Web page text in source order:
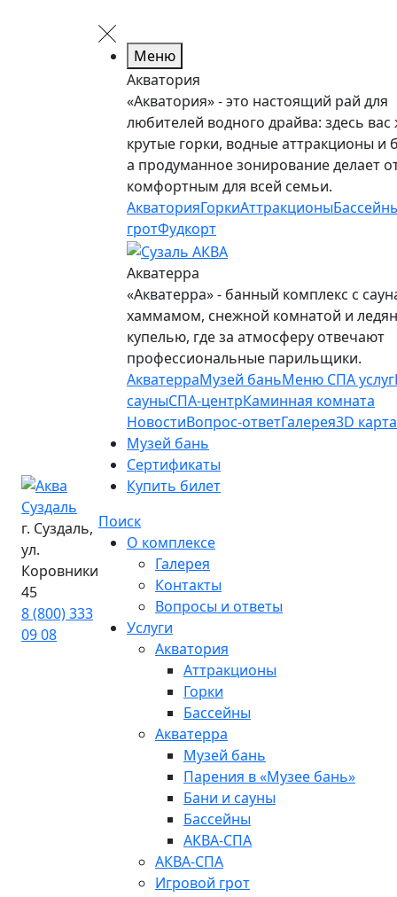
г. Суздаль,
ул.
Коровники
45
8 (800) 333
09 08
Меню
Акватория
«Акватория» - это настоящий рай для
любителей водного драйва: здесь вас
крутые горки, водные аттракционы и
а продуманное зонирование делает
комфортным для всей семьи.
АкваторияГоркиАттракционы
гротФудкорт
Акватерра
«Акватерра» - банный комплекс с
хаммамом, снежной комнатой и
купелью, где за атмосферу отвечают
профессиональные парильщики.
АкватерраМузей баньМеню СПА услуг
сауныСПА-центрКаминная комната
НовостиВопрос-ответГалерея3D карта
Музей бань
Сертификаты
Купить билет
Поиск
О комплексе
Галерея
Контакты
Вопросы и ответы
Услуги
Акватория
Аттракционы
Горки
Бассейны
Акватерра
Музей бань
Парения в «Музее бань»
Бани и сауны
Бассейны
АКВА-СПА
АКВА-СПА
Игровой грот